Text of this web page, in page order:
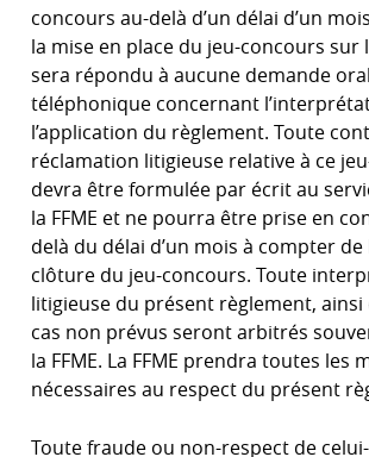
concours au-delà d’un délai d’un
la mise en place du jeu-concours sur
sera répondu à aucune demande
téléphonique concernant
l’application du règlement. Toute
réclamation litigieuse relative à ce
devra être formulée par écrit au
la FFME et ne pourra être prise en
delà du délai d’un mois à compter
clôture du jeu-concours. Toute
litigieuse du présent règlement, ainsi
cas non prévus seront arbitrés
la FFME. La FFME prendra toutes les
nécessaires au respect du présent
Toute fraude ou non-respect de